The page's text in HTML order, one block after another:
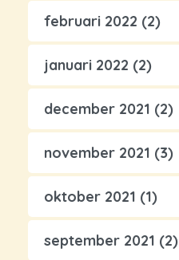
februari 2022 (2)
januari 2022 (2)
december 2021 (2)
november 2021 (3)
oktober 2021 (1)
september 2021 (2)